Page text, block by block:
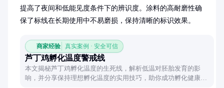
提高了夜间和低能见度条件下的辨识度。涂料的高耐磨性确
保了标线在长期使用中不易磨损，保持清晰的标识效果。
商家经验 真实案例 · 安全可信
芦丁鸡孵化温度警戒线
本文揭秘芦丁鸡孵化温度的生死线，解析低温对胚胎发育的影
响，并分享保持理想孵化温度的实用技巧，助你成功孵化健康雏